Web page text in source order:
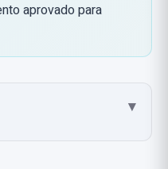
aprovado para
▾